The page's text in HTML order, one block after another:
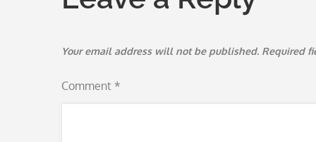
Your email address will not be published. Required
Comment *